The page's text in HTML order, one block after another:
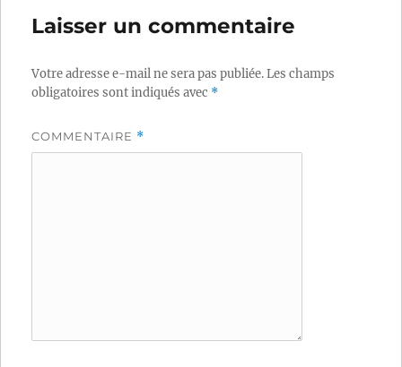
Laisser un commentaire
Votre adresse e-mail ne sera pas publiée.Les champs
obligatoires sont indiqués avec *
COMMENTAIRE *